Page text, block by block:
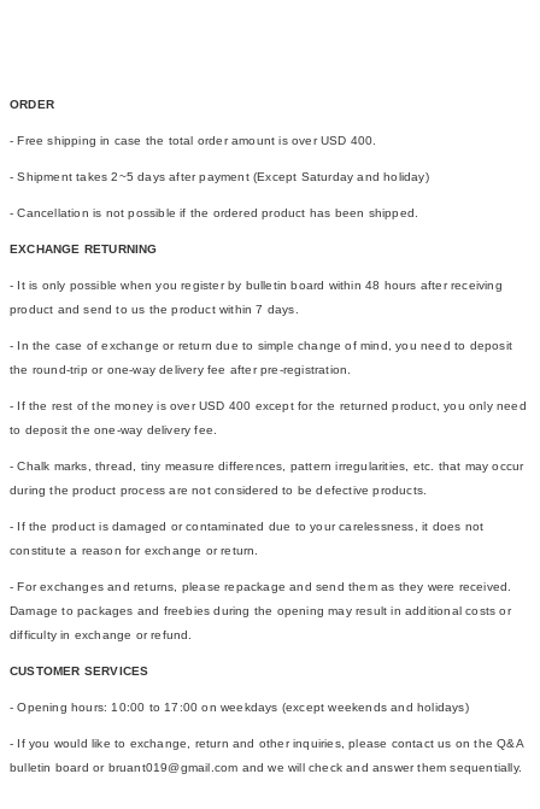
ORDER
- Free shipping in case the total order amount is over USD 400.
- Shipment takes 2~5 days after payment (Except Saturday and holiday)
- Cancellation is not possible if the ordered product has been shipped.
EXCHANGE RETURNING
- It is only possible when you register by bulletin board within 48 hours after receiving
product and send to us the product within 7 days.
- In the case of exchange or return due to simple change of mind, you need to deposit
the round-trip or one-way delivery fee after pre-registration.
- If the rest of the money is over USD 400 except for the returned product, you only need
to deposit the one-way delivery fee.
- Chalk marks, thread, tiny measure differences, pattern irregularities, etc. that may occur
during the product process are not considered to be defective products.
- If the product is damaged or contaminated due to your carelessness, it does not
constitute a reason for exchange or return.
- For exchanges and returns, please repackage and send them as they were received.
Damage to packages and freebies during the opening may result in additional costs or
difficulty in exchange or refund.
CUSTOMER SERVICES
- Opening hours: 10:00 to 17:00 on weekdays (except weekends and holidays)
- If you would like to exchange, return and other inquiries, please contact us on the Q&A
bulletin board or bruant019@gmail.com and we will check and answer them sequentially.